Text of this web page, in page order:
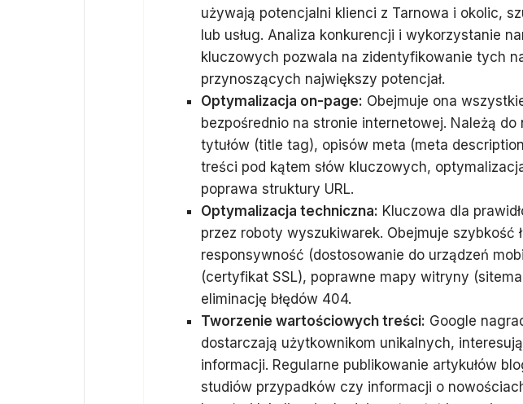
używają potencjalni klienci z Tarnowa i okolic,
lub usług. Analiza konkurencji i wykorzystanie
kluczowych pozwala na zidentyfikowanie tych
przynoszących największy potencjał.
Optymalizacja on-page: Obejmuje ona
bezpośrednio na stronie internetowej. Należą
tytułów (title tag), opisów meta (meta
treści pod kątem słów kluczowych,
poprawa struktury URL.
Optymalizacja techniczna: Kluczowa dla
przez roboty wyszukiwarek. Obejmuje szybkość
responsywność (dostosowanie do urządzeń
(certyfikat SSL), poprawne mapy witryny
eliminację błędów 404.
Tworzenie wartościowych treści: Google
dostarczają użytkownikom unikalnych,
informacji. Regularne publikowanie artykułów
studiów przypadków czy informacji o